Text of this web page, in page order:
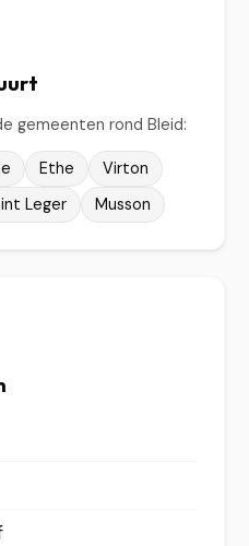
gemeenten rond Bleid:
Ethe
Virton
Leger Musson